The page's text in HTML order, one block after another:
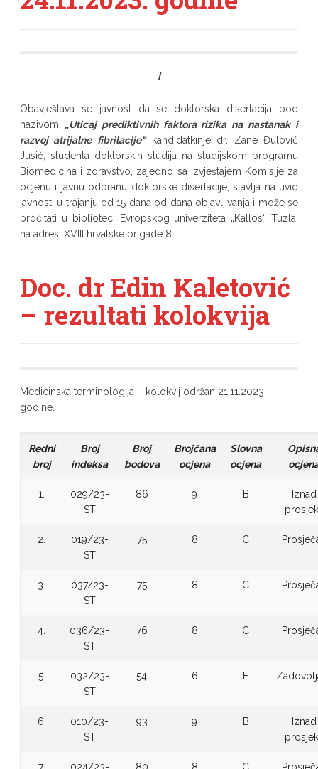
I
Obavještava se javnost da se doktorska disertacija pod
nazivom „Uticaj prediktivnih faktora rizika na nastanak i
razvoj atrijalne fibrilacije“kandidatkinje dr. Zane Đulović
Jusić, studenta doktorskih studija na studijskom programu
Biomedicina i zdravstvo, zajedno sa izvještajem Komisije za
ocjenu i javnu odbranu doktorske disertacije, stavlja na uvid
javnosti u trajanju od 15 dana od dana objavljivanja i može se
pročitati u biblioteci Evropskog univerziteta „Kallos“ Tuzla,
na adresi XVIII hrvatske brigade 8.
Doc. dr Edin Kaletović
– rezultati kolokvija
Medicinska terminologija – kolokvij održan 21.11.2023.
godine.
Redni
broj
Broj
indeksa
Broj
bodova
Brojčana
ocjena
Slovna
ocjena
1.
029/23-
ST
86 9 B
Iznad
2.
019/23-
ST
75 8 C
3.
037/23-
ST
75 8 C
4.
036/23-
ST
76 8 C
5.
032/23-
ST
54 6 E
6.
010/23-
ST
93 9 B
Iznad